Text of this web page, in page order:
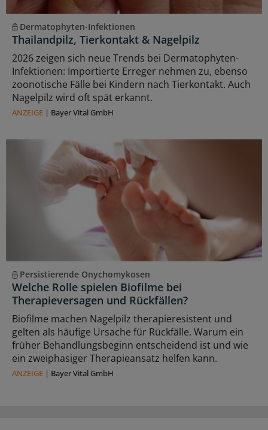
Dermatophyten-Infektionen
Thailandpilz, Tierkontakt & Nagelpilz
2026 zeigen sich neue Trends bei Dermatophyten-
Infektionen: Importierte Erreger nehmen zu, ebenso
zoonotische Fälle bei Kindern nach Tierkontakt. Auch
Nagelpilz wird oft spät erkannt.
ANZEIGE | Bayer Vital GmbH
Persistierende Onychomykosen
Welche Rolle spielen Biofilme bei
Therapieversagen und Rückfällen?
Biofilme machen Nagelpilz therapieresistent und
gelten als häufige Ursache für Rückfälle. Warum ein
früher Behandlungsbeginn entscheidend ist und wie
ein zweiphasiger Therapieansatz helfen kann.
ANZEIGE | Bayer Vital GmbH